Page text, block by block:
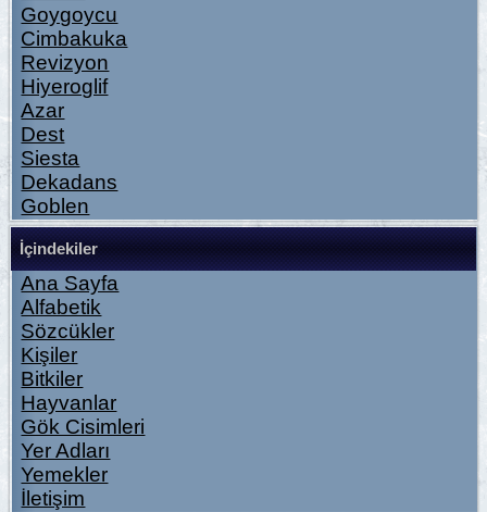
Goygoycu
Cimbakuka
Revizyon
Hiyeroglif
Azar
Dest
Siesta
Dekadans
Goblen
İçindekiler
Ana Sayfa
Alfabetik
Sözcükler
Kişiler
Bitkiler
Hayvanlar
Gök Cisimleri
Yer Adları
Yemekler
İletişim